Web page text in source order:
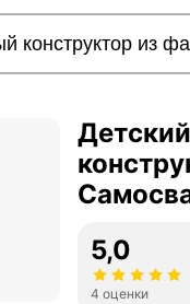
5,0
4 оценки